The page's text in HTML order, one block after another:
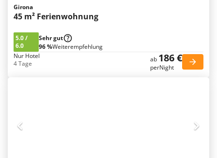
Girona
45 m² Ferienwohnung
5.0/
6.0
Sehr gut
96 %Weiterempfehlung
Nur Hotel
4 Tage
ab 186 €
perNight